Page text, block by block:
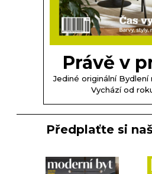
Právě v
Jediné originální Bydlení
Vychází od
Předplaťte si